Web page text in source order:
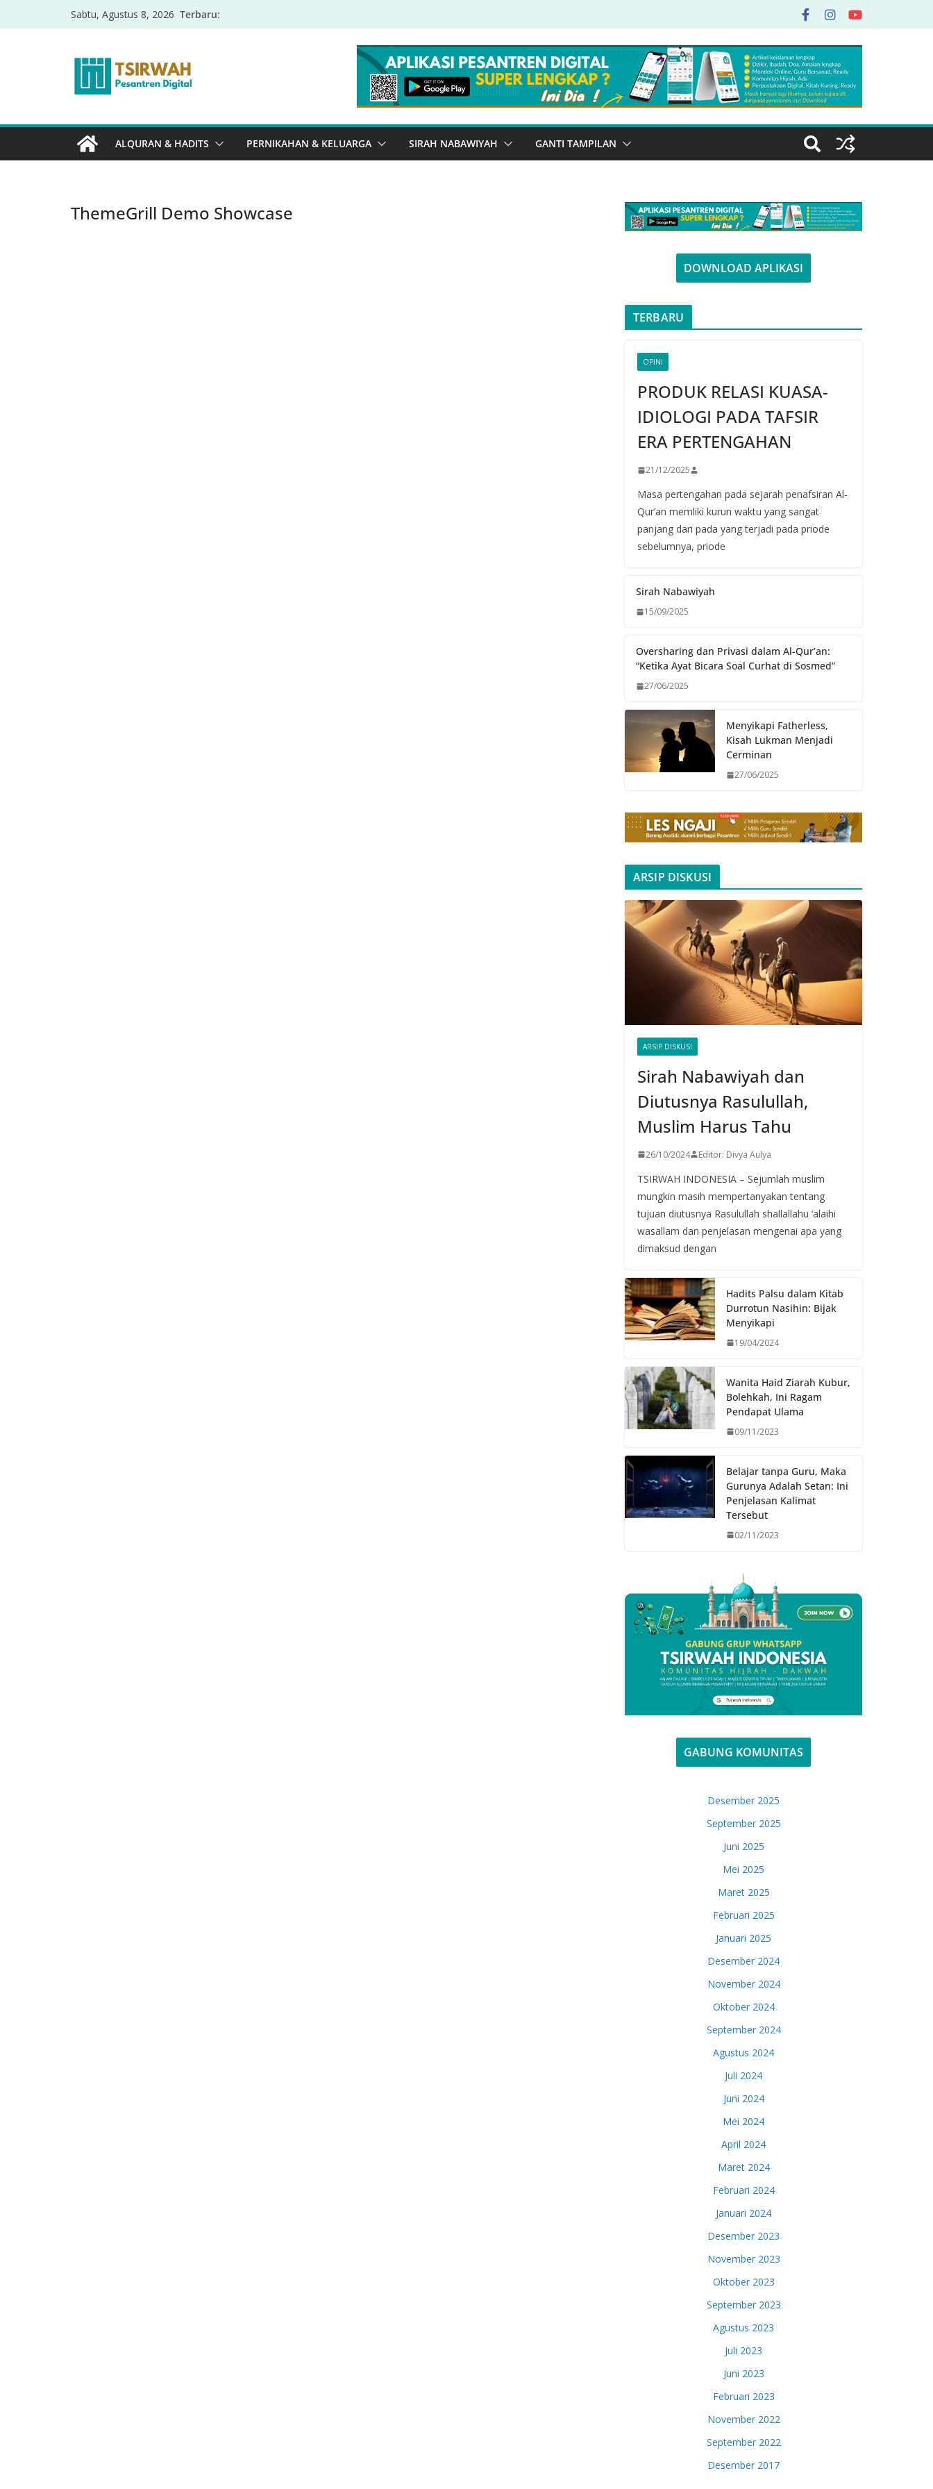
Sabtu, Agustus 8, 2026 Terbaru:
ALQURAN & HADITS PERNIKAHAN & KELUARGA SIRAH NABAWIYAH GANTI TAMPILAN
ThemeGrill Demo Showcase
DOWNLOAD APLIKASI
TERBARU
OPINI
PRODUK RELASI KUASA-
IDIOLOGI PADA TAFSIR
ERA PERTENGAHAN
21/12/2025
Masa pertengahan pada sejarah penafsiran Al-
Qur’an memliki kurun waktu yang sangat
panjang dari pada yang terjadi pada priode
sebelumnya, priode
Sirah Nabawiyah
15/09/2025
Oversharing dan Privasi dalam Al-Qur’an:
“Ketika Ayat Bicara Soal Curhat di Sosmed”
27/06/2025
Menyikapi Fatherless,
Kisah Lukman Menjadi
Cerminan
27/06/2025
ARSIP DISKUSI
ARSIP DISKUSI
Sirah Nabawiyah dan
Diutusnya Rasulullah,
Muslim Harus Tahu
26/10/2024 Editor: Divya Aulya
TSIRWAH INDONESIA – Sejumlah muslim
mungkin masih mempertanyakan tentang
tujuan diutusnya Rasulullah shallallahu ‘alaihi
wasallam dan penjelasan mengenai apa yang
dimaksud dengan
Hadits Palsu dalam Kitab
Durrotun Nasihin: Bijak
Menyikapi
19/04/2024
Wanita Haid Ziarah Kubur,
Bolehkah, Ini Ragam
Pendapat Ulama
09/11/2023
Belajar tanpa Guru, Maka
Gurunya Adalah Setan: Ini
Penjelasan Kalimat
Tersebut
02/11/2023
GABUNG KOMUNITAS
Desember 2025
September 2025
Juni 2025
Mei 2025
Maret 2025
Februari 2025
Januari 2025
Desember 2024
November 2024
Oktober 2024
September 2024
Agustus 2024
Juli 2024
Juni 2024
Mei 2024
April 2024
Maret 2024
Februari 2024
Januari 2024
Desember 2023
November 2023
Oktober 2023
September 2023
Agustus 2023
Juli 2023
Juni 2023
Februari 2023
November 2022
September 2022
Desember 2017